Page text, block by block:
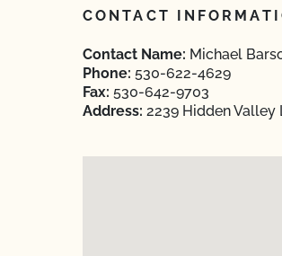
CONTACT
Contact Name: Michael
Phone: 530-622-4629
Fax: 530-642-9703
Address: 2239 Hidden Valley